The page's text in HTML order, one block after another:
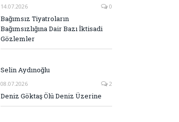
14.07.2026 0
Bağımsız Tiyatroların
Bağımsızlığına Dair Bazı İktisadi
Gözlemler
Selin Aydınoğlu
08.07.2026 2
Deniz Göktaş Ölü Deniz Üzerine